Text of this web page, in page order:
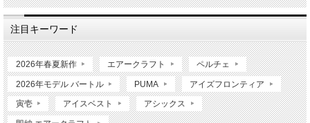
注目キーワード
2026年春夏新作 エアークラフト ペルチェ
2026年モデル バートル PUMA アイズフロンティア
寅壱 アイスベスト アシックス